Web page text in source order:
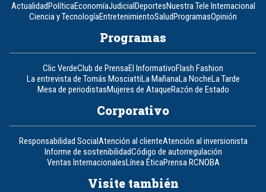
ActualidadPolíticaEconomíaJudicialDeportesNuestra Tele Internacional
Ciencia y TecnologíaEntretenimientoSaludProgramasOpinión
Programas
Clic VerdeClub de PrensaEl InformativoFlash Fashion
La entrevista de Tomás MosciattiLa MañanaLa NocheLa Tarde
Mesa de periodistasMujeres de AtaqueRazón de Estado
Corporativo
Responsabilidad SocialAtención al clienteAtención al inversionista
Informe de sostenibilidadCódigo de autorregulación
Ventas InternacionalesLínea ÉticaPrensa RCNOBA
Visite también